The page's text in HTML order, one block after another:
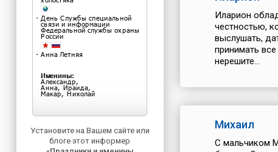
Установите на Вашем сайте или
блоге этот информер
Иларион
честностью,
выслушать,
принимать
нерешите...
Михаил
С мальчиком